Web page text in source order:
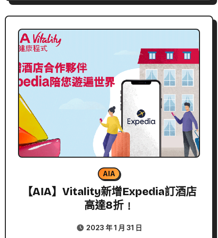
AIA
【AIA】Vitality新增Expedia訂酒店
高達8折﹗
2023 年 1 月 31 日